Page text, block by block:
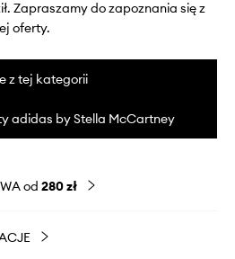
Zapraszamy do zapoznania się z
oferty.
z tej kategorii
adidas by Stella McCartney
od 280 zł